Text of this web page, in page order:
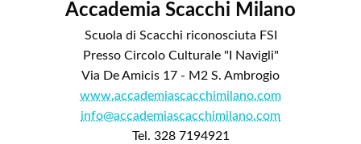
Accademia Scacchi Milano
Scuola di Scacchi riconosciuta FSI
Presso Circolo Culturale "I Navigli"
Via De Amicis 17 - M2 S. Ambrogio
www.accademiascacchimilano.com
info@accademiascacchimilano.com
Tel. 328 7194921